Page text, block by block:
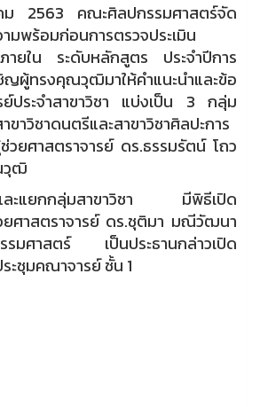
2563 คณะศิลปกรรมศาสตร์จัด
มพร้อมก่อนการตรวจประเมิน
ายใน ระดับหลักสูตร ประจำปีการ
ทรงคุณวุฒิมาให้คำแนะนำและข้อ
ย์ประจำสาขาวิชา แบ่งเป็น 3 กลุ่ม
าวิชาดนตรีและสาขาวิชาศิลปะการ
ยศาสตราจารย์ ดร.ธรรมรัตน์ โถว
วุฒิ
และแยกกลุ่มสาขาวิชา มีพิธีเปิด
ยศาสตราจารย์ ดร.ชุติมา มณีวัฒนา
มศาสตร์ เป็นประธานกล่าวเปิด
ะชุมคณาจารย์ ชั้น 1